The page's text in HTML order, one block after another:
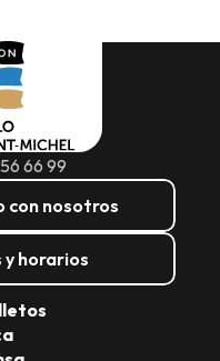
66 99
con nosotros
horarios